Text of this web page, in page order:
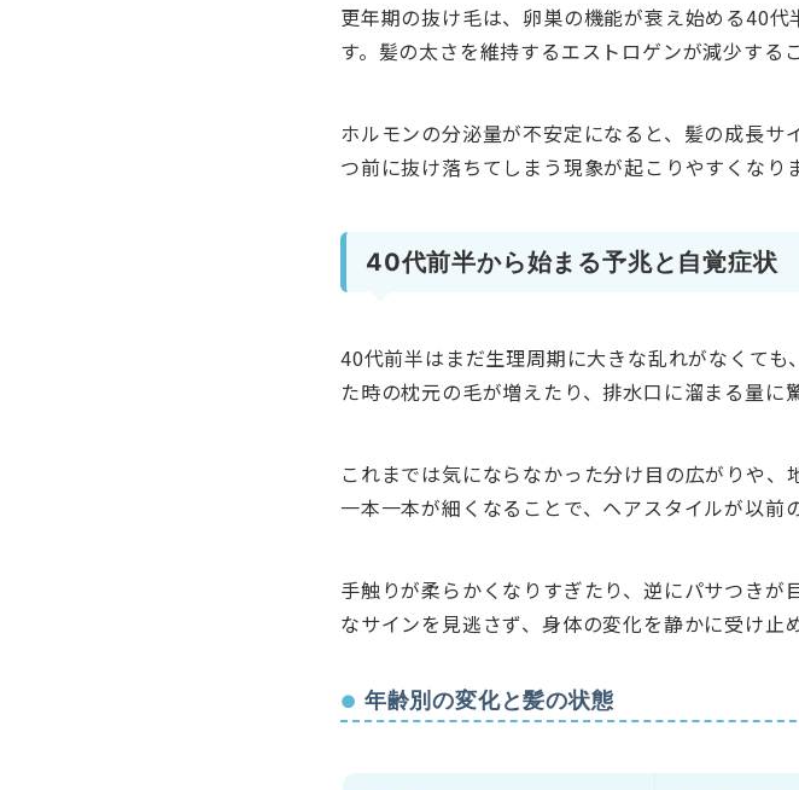
更年期の抜け毛は、卵巣の機能が衰え始める40
す。髪の太さを維持するエストロゲンが減少する
ホルモンの分泌量が不安定になると、髪の成長
つ前に抜け落ちてしまう現象が起こりやすくなりま
40代前半から始まる予兆と自覚症状
40代前半はまだ生理周期に大きな乱れがなくて
た時の枕元の毛が増えたり、排水口に溜まる量に
これまでは気にならなかった分け目の広がりや
一本一本が細くなることで、ヘアスタイルが以前
手触りが柔らかくなりすぎたり、逆にパサつき
なサインを見逃さず、身体の変化を静かに受け止
年齢別の変化と髪の状態